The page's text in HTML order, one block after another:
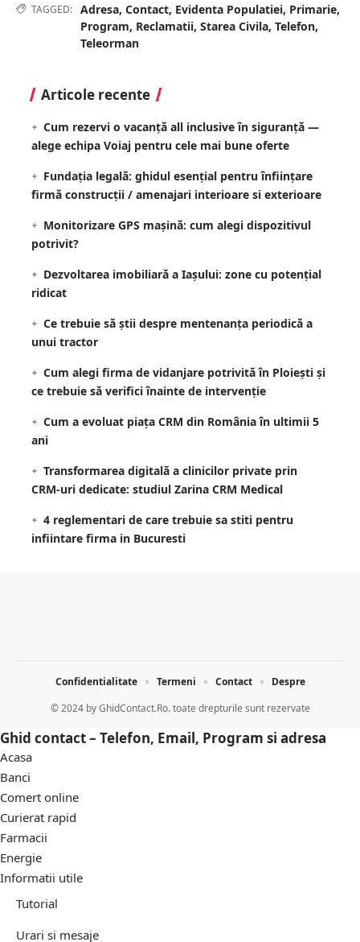
TAGGED: Adresa, Contact, Evidenta Populatiei, Primarie,
Program, Reclamatii, Starea Civila, Telefon,
Teleorman
Articole recente
Cum rezervi o vacanță all inclusive în siguranță —
alege echipa Voiaj pentru cele mai bune oferte
Fundația legală: ghidul esențial pentru înființare
firmă construcții / amenajari interioare si exterioare
Monitorizare GPS mașină: cum alegi dispozitivul
potrivit?
Dezvoltarea imobiliară a Iașului: zone cu potențial
ridicat
Ce trebuie să știi despre mentenanța periodică a
unui tractor
Cum alegi firma de vidanjare potrivită în Ploiești și
ce trebuie să verifici înainte de intervenție
Cum a evoluat piața CRM din România în ultimii 5
ani
Transformarea digitală a clinicilor private prin
CRM-uri dedicate: studiul Zarina CRM Medical
4 reglementari de care trebuie sa stiti pentru
infiintare firma in Bucuresti
© 2024 byGhidContact.Ro. toate drepturile sunt rezervate
Confidentialitate Termeni Contact Despre
Ghid contact – Telefon, Email, Program si adresa
Acasa
Banci
Comert online
Curierat rapid
Farmacii
Energie
Informatii utile
Tutorial
Urari si mesaje